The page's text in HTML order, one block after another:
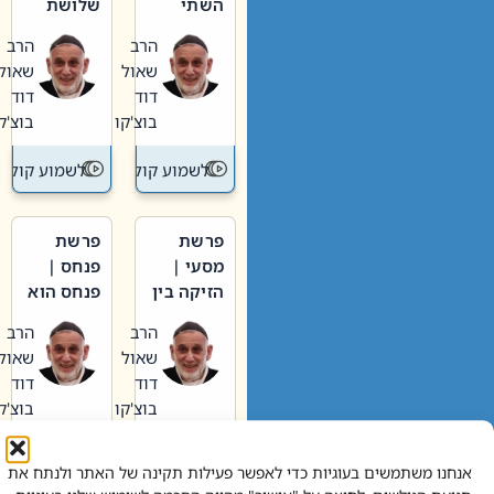
אנחנו משתמשים בעוגיות כדי לאפשר פעילות תקינה של האתר ולנתח את
וערב של
חיינו
הרב
שאול
דוד
בוצ'קו
לשמוע קול תורה – מדרש
האבות
הרב
שאול
דוד
בוצ'קו
לשמוע קול
פרשת
מסעי |
הזיקה בין
הגדול לעם הרב
שאול
דוד
בוצ'קו
לשמוע קול תורה – מדרש
פרשת
פנחס |
פנחס הוא
אליהו: בין
קנאות
הורסת
לקנאות
בונה
הרב
שאול
דוד
בוצ'קו
לשמוע קול